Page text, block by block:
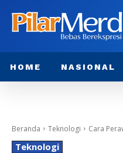
HOME NASIONAL
Beranda Teknologi Cara
Teknologi